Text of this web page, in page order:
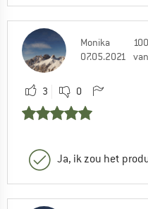
Monika
07.05.2021
3 0
Ja, ik zou het